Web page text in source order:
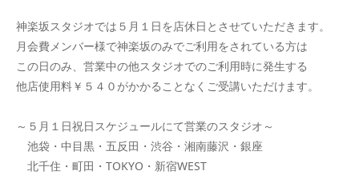
神楽坂スタジオでは５月１日を店休日とさせていただきます。
月会費メンバー様で神楽坂のみでご利用をされている方は
この日のみ、営業中の他スタジオでのご利用時に発生する
他店使用料￥５４０がかかることなくご受講いただけます。
～５月１日祝日スケジュールにて営業のスタジオ～
池袋・中目黒・五反田・渋谷・湘南藤沢・銀座
北千住・町田・TOKYO・新宿WEST